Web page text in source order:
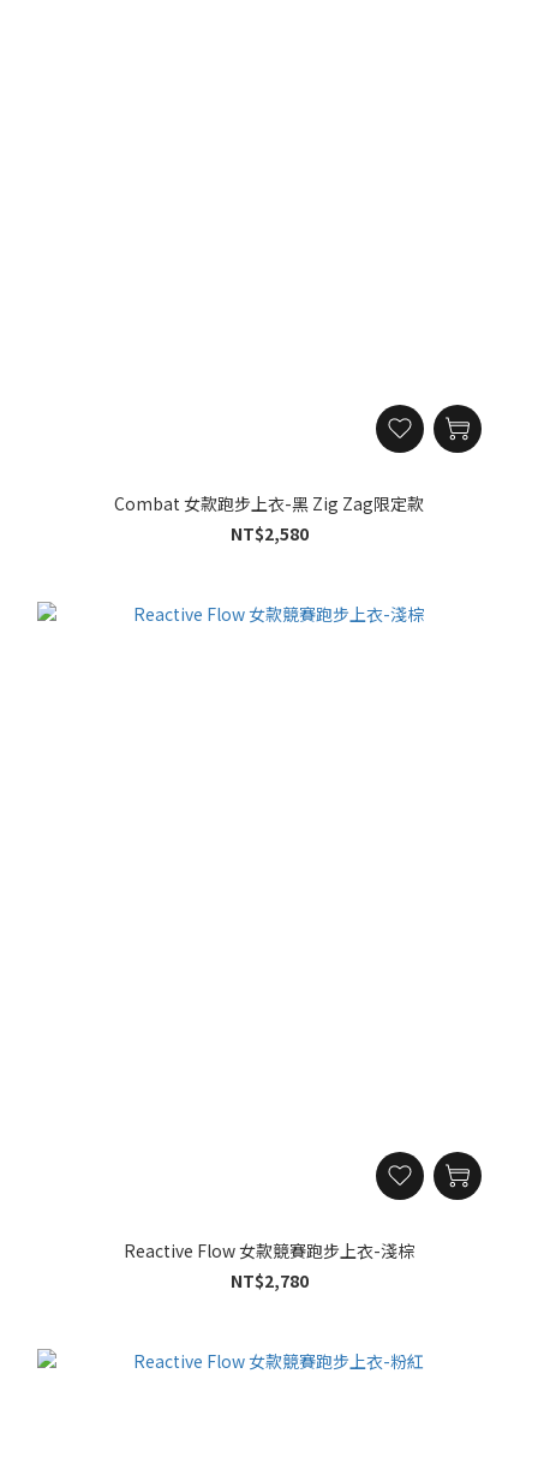
Combat 女款跑步上衣-黑 Zig Zag限定款
NT$2,580
Reactive Flow 女款競賽跑步上衣-淺棕
NT$2,780